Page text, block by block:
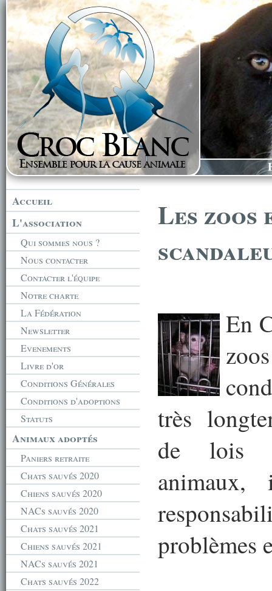
Accueil
L'association
Qui sommes nous ?
Nous contacter
Contacter l'équipe
Notre charte
La Fédération
Newsletter
Evenements
Livre d'or
Conditions Générales
Conditions d'adoptions
Statuts
Animaux adoptés
Paniers retraite
Chats sauvés 2020
Chiens sauvés 2020
NACs sauvés 2020
Chats sauvés 2021
Chiens sauvés 2021
NACs sauvés 2021
Chats sauvés 2022
Les zoos
En
très
de lois
problèmes